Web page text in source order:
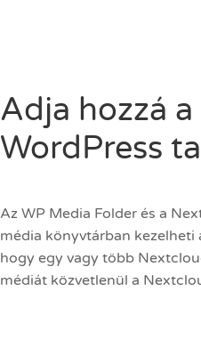
Adja hozzá
WordPress
Az WP Media Folder és a
média könyvtárban kezelheti
hogy egy vagy több
médiát közvetlenül a